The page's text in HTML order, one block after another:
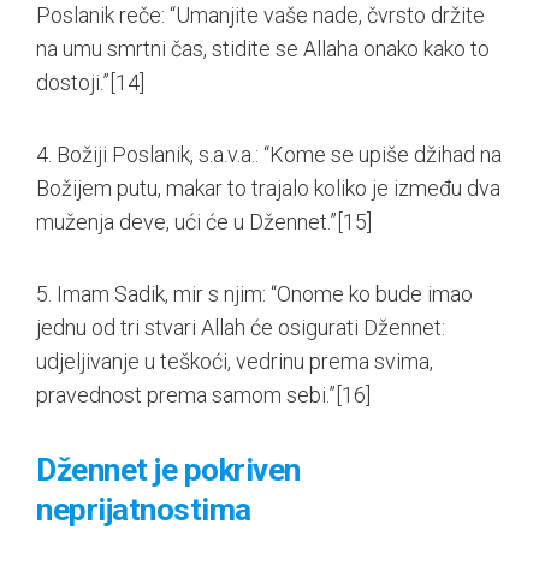
Poslanik reče: “Umanjite vaše nade, čvrsto držite
na umu smrtni čas, stidite se Allaha onako kako to
dostoji.”[14]
4. Božiji Poslanik, s.a.v.a.: “Kome se upiše džihad na
Božijem putu, makar to trajalo koliko je između dva
muženja deve, ući će u Džennet.”[15]
5. Imam Sadik, mir s njim: “Onome ko bude imao
jednu od tri stvari Allah će osigurati Džennet:
udjeljivanje u teškoći, vedrinu prema svima,
pravednost prema samom sebi.”[16]
Džennet je pokriven
neprijatnostima